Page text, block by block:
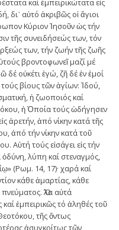
καί ἐμπειρικώτατα εἰς
δι᾽ αὐτό ἀκριβῶς οἱ ἅγιοι
Κύριον Ἰησοῦν ὡς τήν
τῆς συνειδήσεώς των, τόν
των, τήν ζωήν τῆς ζωῆς
βροντοφωνεῖ μαζί μέ
δέ οὐκέτι ἐγώ, ζῆ δέ ἐν ἐμοί
βίους τῶν ἁγίων: Ἰδού,
ἡ ζωοποιός καί
ἡ Ὁποία τούς ὡδήγησεν
ἀρετήν, ἀπό νίκην κατά τῆς
ἀπό τήν νίκην κατά τοῦ
Αὐτή τούς εἰσάγει εἰς τήν
λύπη καί στεναγμός,
(Ρωμ. 14, 17)· χαρά καί
κάθε ἁμαρτίας, κάθε
Ὅλα αὐτά
ἐμπειρικῶς τό ἀληθές τοῦ
τῆς ὄντως
ἀσυγκρίτως τῶν